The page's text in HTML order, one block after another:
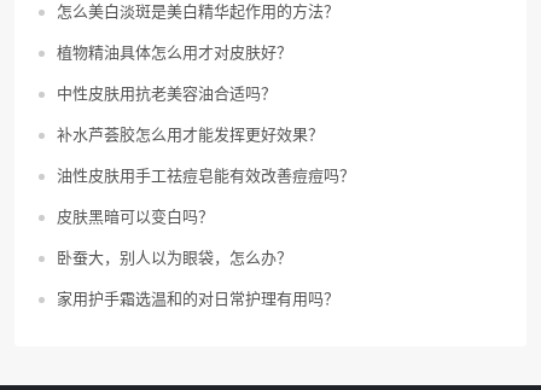
怎么美白淡斑是美白精华起作用的方法？
植物精油具体怎么用才对皮肤好？
中性皮肤用抗老美容油合适吗？
补水芦荟胶怎么用才能发挥更好效果？
油性皮肤用手工祛痘皂能有效改善痘痘吗？
皮肤黑暗可以变白吗？
卧蚕大，别人以为眼袋，怎么办？
家用护手霜选温和的对日常护理有用吗？